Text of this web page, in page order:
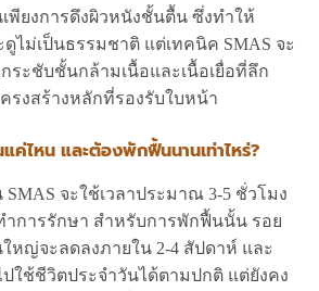
พียงการดึงผิวหนังชั้นตื้น ซึ่งทำให้
ไม่เป็นธรรมชาติ แต่เทคนิค SMAS จะ
กระชับชั้นกล้ามเนื้อและเนื้อเยื่อที่ลึก
รงสร้างหลักที่รองรับใบหน้า
แค่ไหน และต้องพักฟื้นนานเท่าไหร่?
จะใช้เวลาประมาณ 3-5 ชั่วโมง
การรักษา สำหรับการพักฟื้นนั้น รอย
หญ่จะลดลงภายใน 2-4 สัปดาห์ และ
ใช้ชีวิตประจำวันได้ตามปกติ แต่ยังคง